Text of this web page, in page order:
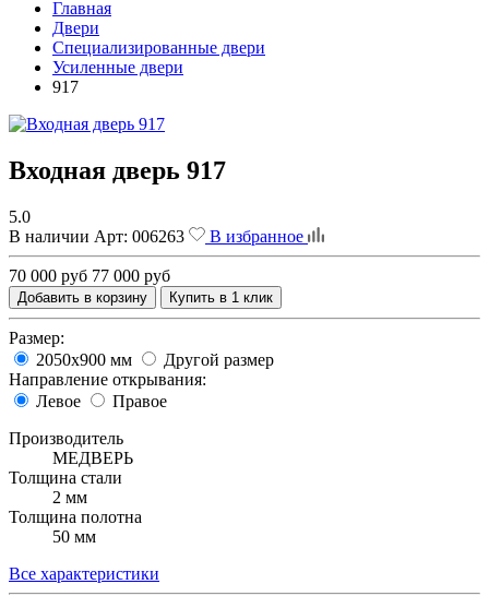
Главная
Двери
Специализированные двери
Усиленные двери
917
Входная дверь 917
5.0
В наличии Арт: 006263 В избранное
70 000 руб 77 000 руб
Добавить в корзину Купить в 1 клик
Размер:
2050х900 мм
Другой размер
Направление открывания:
Левое
Правое
Производитель
МЕДВЕРЬ
Толщина стали
2 мм
Толщина полотна
50 мм
Все характеристики